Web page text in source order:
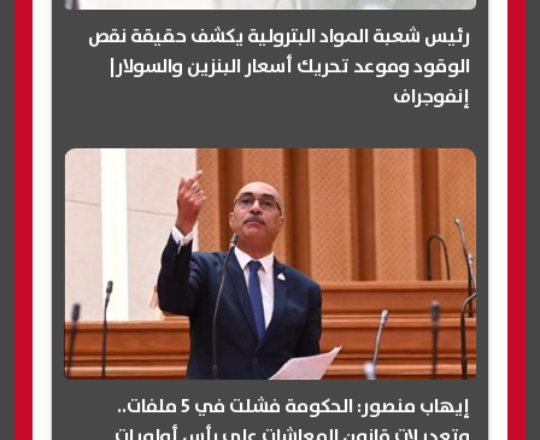
رئيس شعبة المواد البترولية يكشف حقيقة نقص
الوقود وموعد تحريك أسعار البنزين والسولار|
إنفوجراف
إيهاب منصور: الحكومة فشلت في 5 ملفات..